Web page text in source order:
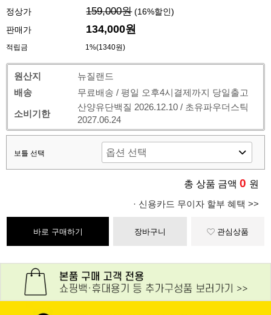
정상가 159,000원 (16%할인)
판매가
134,000원
적립금 1%(1340원)
원산지
뉴질랜드
배송
무료배송 / 평일 오후4시결제까지 당일출고
소비기한
산양유단백질 2026.12.10 / 초유파우더스틱
2027.06.24
보틀 선택
총 상품 금액 0 원
· 신용카드 무이자 할부 혜택 >>
바로 구매하기 장바구니 관심상품